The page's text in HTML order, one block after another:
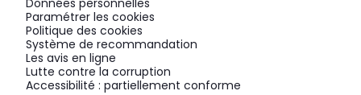
Données personnelles
Paramétrer les cookies
Politique des cookies
Système de recommandation
Les avis en ligne
Lutte contre la corruption
Accessibilité : partiellement conforme